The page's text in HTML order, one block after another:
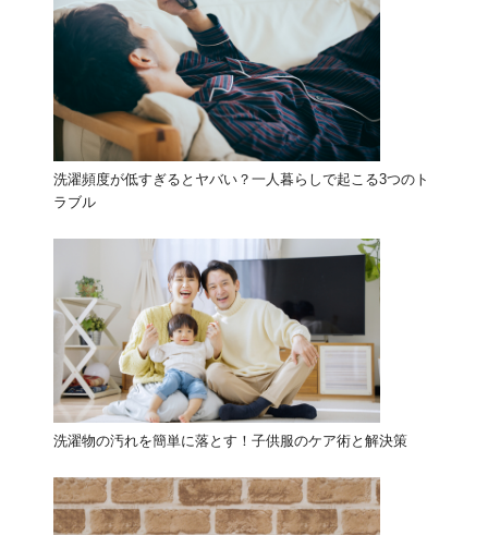
洗濯頻度が低すぎるとヤバい？一人暮らしで起こる3つのト
ラブル
洗濯物の汚れを簡単に落とす！子供服のケア術と解決策